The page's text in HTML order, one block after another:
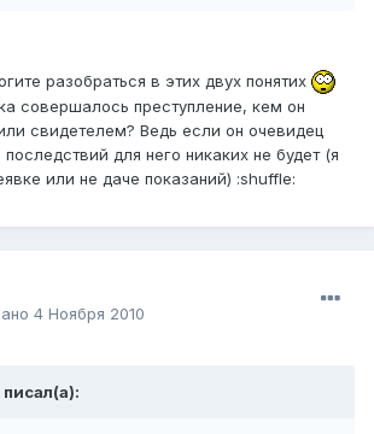
разобраться в этих двух понятих
совершалось преступление, кем он
свидетелем? Ведь если он очевидец
последствий для него никаких не будет (я
или не даче показаний) :shuffle:
4 Ноября 2010